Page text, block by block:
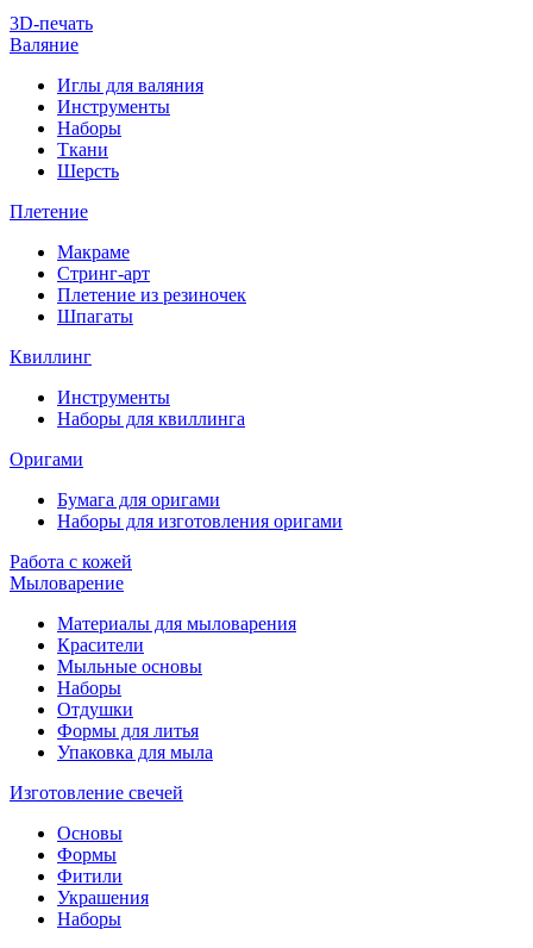
3D-печать
Валяние
Иглы для валяния
Инструменты
Наборы
Ткани
Шерсть
Плетение
Макраме
Стринг-арт
Плетение из резиночек
Шпагаты
Квиллинг
Инструменты
Наборы для квиллинга
Оригами
Бумага для оригами
Наборы для изготовления оригами
Работа с кожей
Мыловарение
Материалы для мыловарения
Красители
Мыльные основы
Наборы
Отдушки
Формы для литья
Упаковка для мыла
Изготовление свечей
Основы
Формы
Фитили
Украшения
Наборы